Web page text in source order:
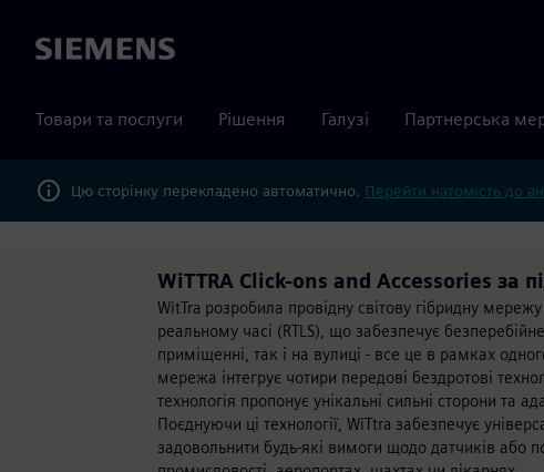
Siemens
Товари та послуги Рішення Галузі Партнерська
Цю сторінку перекладено автоматично. Перейти натомість до
WiTTRA Click-ons and Accessories за
WitTra розробила провідну світову гібридну
реальному часі (RTLS), що забезпечує
приміщенні, так і на вулиці - все це в рамках
мережа інтегрує чотири передові бездротові
технологія пропонує унікальні сильні сторони та
Поєднуючи ці технології, WiTtra забезпечує
задовольнити будь-які вимоги щодо датчиків або